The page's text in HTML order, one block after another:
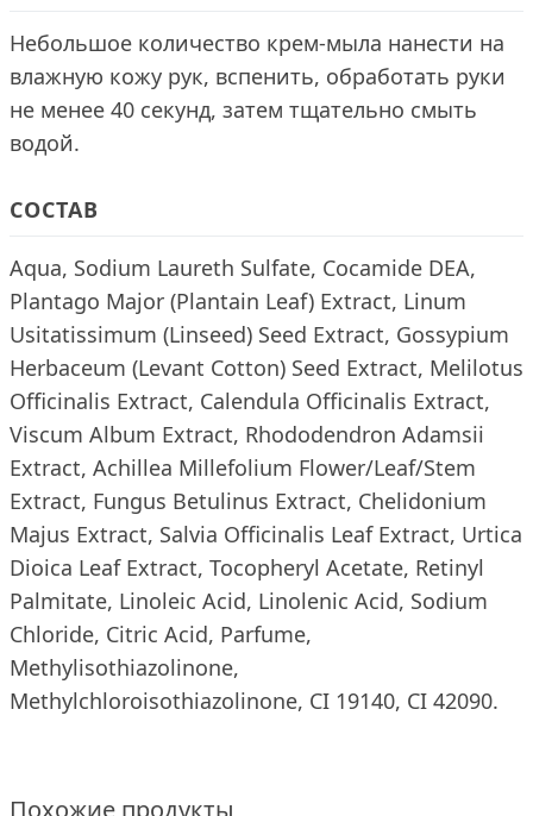
Небольшое количество крем-мыла нанести на
влажную кожу рук, вспенить, обработать руки
не менее 40 секунд, затем тщательно смыть
водой.
СОСТАВ
Aqua, Sodium Laureth Sulfate, Cocamide DEA,
Plantago Major (Plantain Leaf) Extract, Linum
Usitatissimum (Linseed) Seed Extract, Gossypium
Herbaceum (Levant Cotton) Seed Extract, Melilotus
Officinalis Extract, Calendula Officinalis Extract,
Viscum Album Extract, Rhododendron Adamsii
Extract, Achillea Millefolium Flower/Leaf/Stem
Extract, Fungus Betulinus Extract, Chelidonium
Majus Extract, Salvia Officinalis Leaf Extract, Urtica
Dioica Leaf Extract, Tocopheryl Acetate, Retinyl
Palmitate, Linoleic Acid, Linolenic Acid, Sodium
Chloride, Citric Acid, Parfume,
Methylisothiazolinone,
Methylchloroisothiazolinone, CI 19140, СI 42090.
Похожие продукты